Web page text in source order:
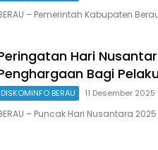
– Pemerintah Kabupaten
Hari
Bagi
DISKOMINFO BERAU 11 Desember 2025
– Puncak Hari Nusantara